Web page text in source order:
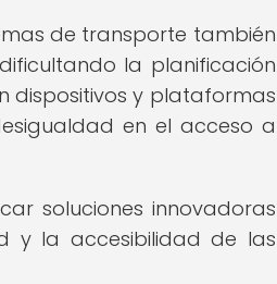
de transporte también
la planificación
dispositivos y plataformas
en el acceso a
soluciones innovadoras
y la accesibilidad de las